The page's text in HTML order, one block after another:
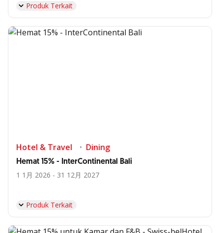
Produk Terkait
Hotel & Travel Dining
Hemat 15% - InterContinental Bali
1 1月 2026 - 31 12月 2027
Produk Terkait